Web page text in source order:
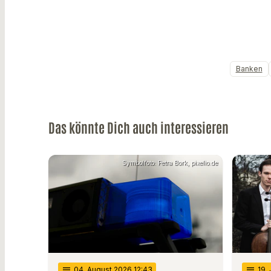
Banken
Das könnte Dich auch interessieren
Symbolfoto: Petra Bork, pixelio.de